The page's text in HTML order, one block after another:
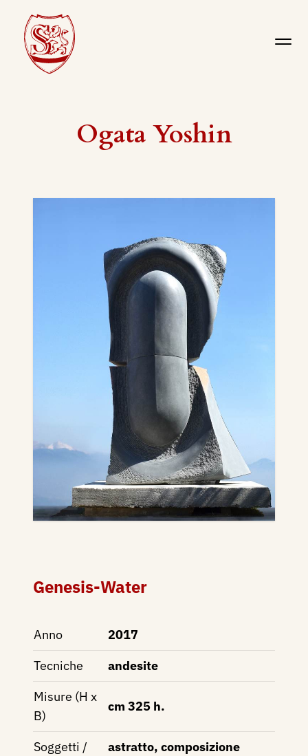
Ogata Yoshin
Genesis-Water
Anno
2017
Tecniche
andesite
Misure (H x
B)
cm 325 h.
Soggetti /
astratto, composizione